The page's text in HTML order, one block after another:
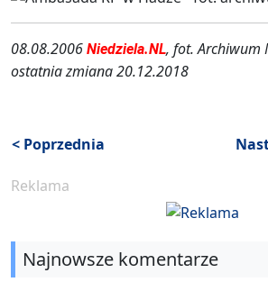
08.08.2006 Niedziela.NL, fot. Archiwum
ostatnia zmiana 20.12.2018
< Poprzednia
Reklama
Najnowsze komentarze